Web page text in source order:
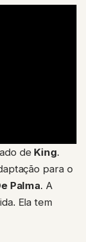
de King.
para o
Palma. A
Ela tem